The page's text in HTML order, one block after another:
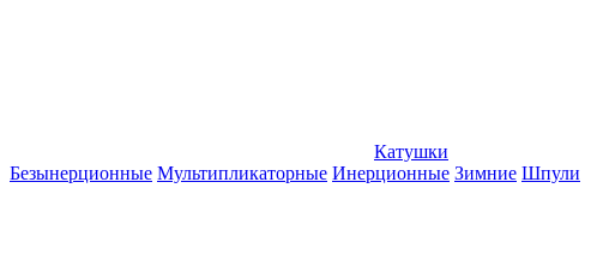
Катушки
Безынерционные Мультипликаторные Инерционные Зимние Шпули